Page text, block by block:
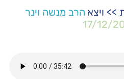
>> ויצא הרב מנשה וינר
17/12/